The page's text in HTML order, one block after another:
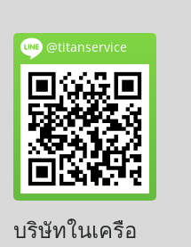
@titanservice
บริษัทในเครือ